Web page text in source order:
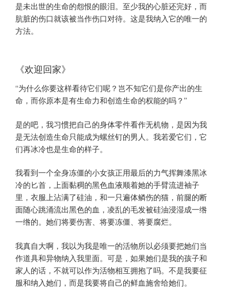
是未出世的生命的怨恨的眼泪。至少我的心脏还完好，而
肮脏的伤口就该被当作伤口对待。这是我纳入它的唯一的
方法。
《欢迎回家》
“为什么你要这样看待它们呢？岂不知它们是你产出的生
命，而你原本是有生命力和创造生命的权能的吗？”
是的吧，我习惯把自己的身体零件看作无机物，是因为我
是无法创造生命只能成为螺丝钉的男人。我若爱它们，它
们再冰冷也是生命的样子。
我看到一个全身冻僵的小女孩正用最后的力气挥舞漆黑冰
冷的匕首，上面黏稠的黑色血液顺着她的手臂流进袖子
里，衣服上沾满了硅油，和一只遍体鳞伤的猫，前腿的断
面随心跳涌流出黑色的血，凌乱的毛发被硅油浸湿成一绺
一绺的。她们将要伤害、将要冻僵、将要腐烂。
我真自大啊，我以为我是唯一的活物所以必须要把她们当
作道具和异物纳入我里面。可是，如果她们是我的孩子和
家人的话，不就可以作为活物相互拥抱了吗。不是我要征
服和纳入她们，而是我要将自己的鲜血施舍给她们。